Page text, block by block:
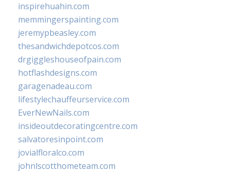
inspirehuahin.com
memmingerspainting.com
jeremypbeasley.com
thesandwichdepotcos.com
drgiggleshouseofpain.com
hotflashdesigns.com
garagenadeau.com
lifestylechauffeurservice.com
EverNewNails.com
insideoutdecoratingcentre.com
salvatoresinpoint.com
jovialfloralco.com
johnlscotthometeam.com